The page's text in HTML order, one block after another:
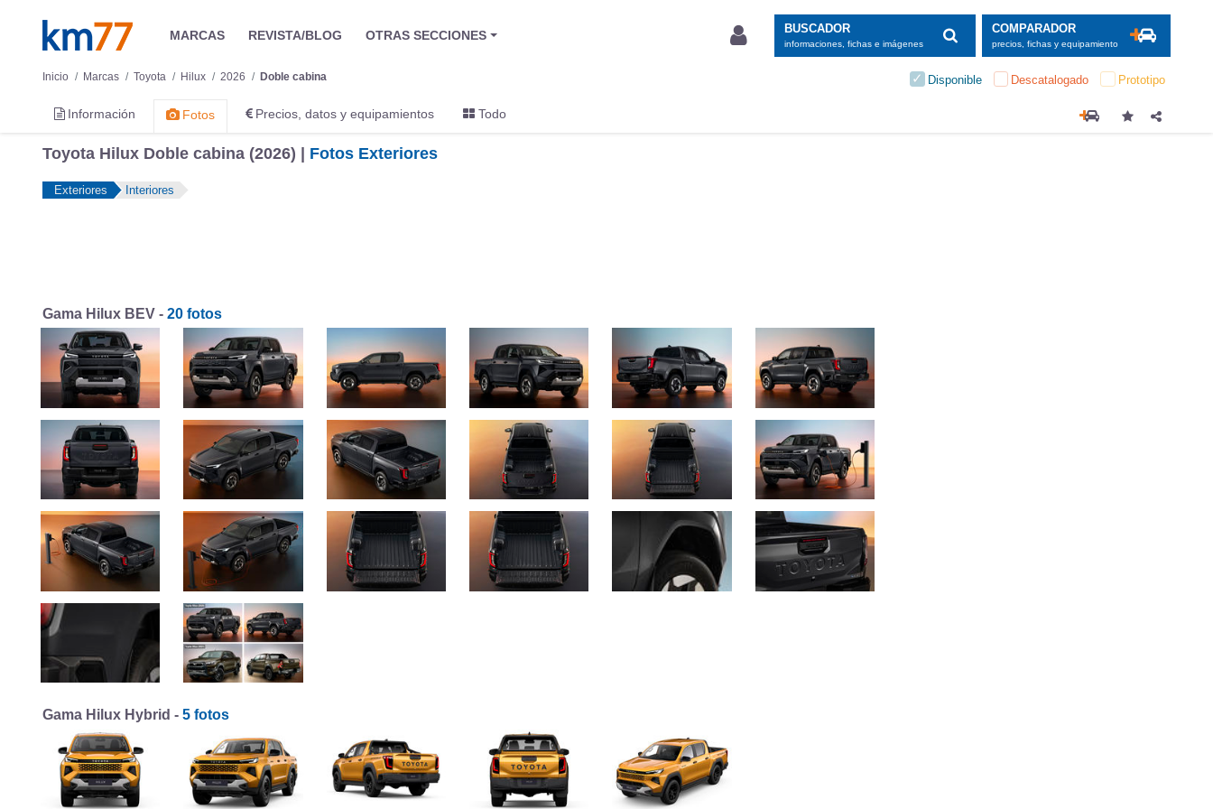
MARCAS REVISTA/BLOG OTRAS SECCIONES BUSCADOR
informaciones, fichas e imágenes
COMPARADOR
precios, fichas y equipamiento
Inicio Marcas Toyota Hilux 2026 Doble cabina Disponible Descatalogado Prototipo
Información Fotos Precios, datos y equipamientos Todo
Toyota Hilux Doble cabina (2026) | Fotos Exteriores
Exteriores Interiores
Gama Hilux BEV - 20 fotos
Gama Hilux Hybrid - 5 fotos